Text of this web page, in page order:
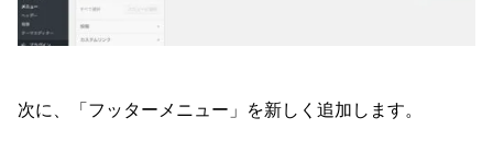
次に、「フッターメニュー」を新しく追加します。